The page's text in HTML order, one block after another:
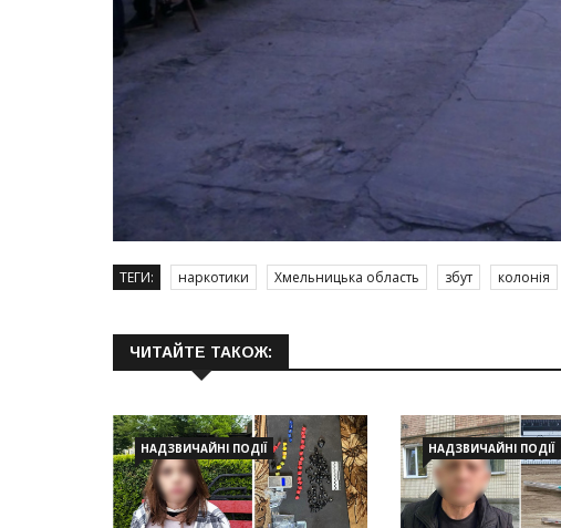
ТЕГИ: наркотики Хмельницька область збут колонія
ЧИТАЙТЕ ТАКОЖ:
НАДЗВИЧАЙНІ ПОДІЇ НАДЗВИЧАЙНІ ПОДІЇ